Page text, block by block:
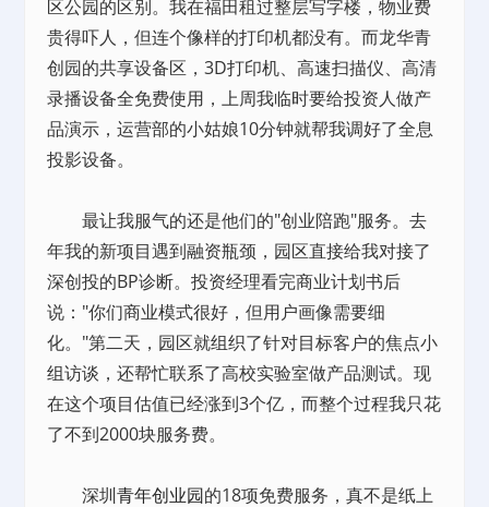
区公园的区别。我在福田租过整层写字楼，物业费
贵得吓人，但连个像样的打印机都没有。而龙华青
创园的共享设备区，3D打印机、高速扫描仪、高清
录播设备全免费使用，上周我临时要给投资人做产
品演示，运营部的小姑娘10分钟就帮我调好了全息
投影设备。
最让我服气的还是他们的"创业陪跑"服务。去
年我的新项目遇到融资瓶颈，园区直接给我对接了
深创投的BP诊断。投资经理看完商业计划书后
说："你们商业模式很好，但用户画像需要细
化。"第二天，园区就组织了针对目标客户的焦点小
组访谈，还帮忙联系了高校实验室做产品测试。现
在这个项目估值已经涨到3个亿，而整个过程我只花
了不到2000块服务费。
深圳青年创业园的18项免费服务，真不是纸上